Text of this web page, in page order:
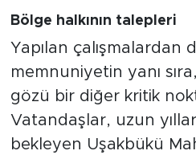
Bölge halkının talepleri
Yapılan çalışmalardan
memnuniyetin yanı
gözü bir diğer kritik
Vatandaşlar, uzun
bekleyen Uşakbükü